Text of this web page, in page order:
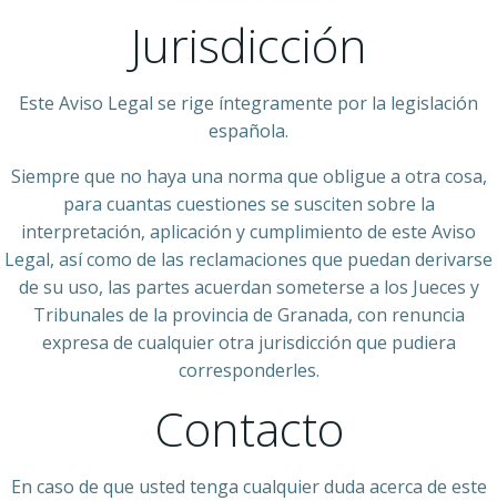
Jurisdicción
Este Aviso Legal se rige íntegramente por la legislación
española.
Siempre que no haya una norma que obligue a otra cosa,
para cuantas cuestiones se susciten sobre la
interpretación, aplicación y cumplimiento de este Aviso
Legal, así como de las reclamaciones que puedan derivarse
de su uso, las partes acuerdan someterse a los Jueces y
Tribunales de la provincia de Granada, con renuncia
expresa de cualquier otra jurisdicción que pudiera
corresponderles.
Contacto
En caso de que usted tenga cualquier duda acerca de este